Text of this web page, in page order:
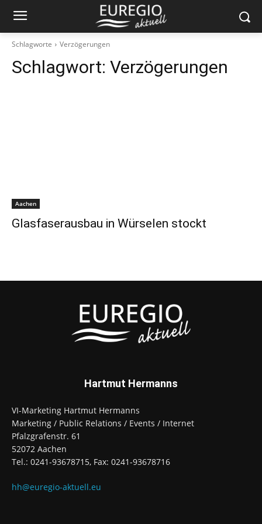
Schlagworte Verzögerungen
Schlagwort: Verzögerungen
Aachen
Glasfaserausbau in Würselen stockt
Hartmut Hermanns
VI-Marketing Hartmut Hermanns
Marketing / Public Relations / Events / Internet
Pfalzgrafenstr. 61
52072 Aachen
Tel.: 0241-93678715, Fax: 0241-93678716
hh@euregio-aktuell.eu